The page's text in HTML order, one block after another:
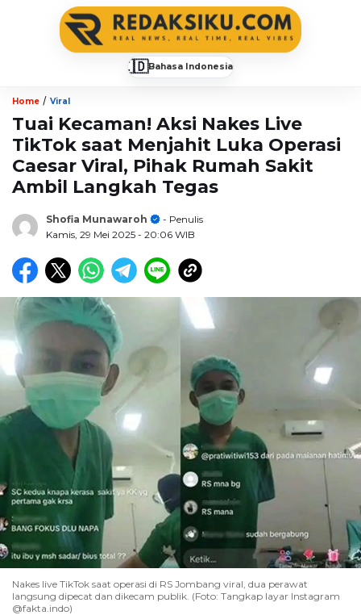
🇮🇩Bahasa Indonesia
Home / Viral
Tuai Kecaman! Aksi Nakes Live
TikTok saat Menjahit Luka Operasi
Caesar Viral, Pihak Rumah Sakit
Ambil Langkah Tegas
Shofia Munawaroh
- Penulis
Kamis, 29 Mei 2025 - 20:06 WIB
Nakes live TikTok saat operasi di RS Jombang viral, dua perawat
langsung dipecat dan dikecam publik. (Foto: Tangkap layar Instagram
@fakta.indo)